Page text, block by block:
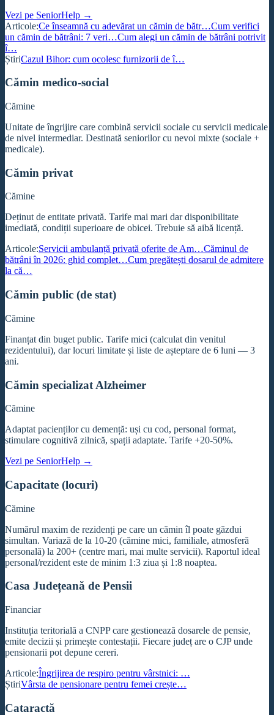
Vezi pe SeniorHelp →
Articole:Ce înseamnă cu adevărat un cămin de bătr…Cum verifici
un cămin de bătrâni: 7 veri…Cum alegi un cămin de bătrâni potrivit
î…
ȘtiriCazul Bihor: cum ocolesc furnizorii de î…
Cămin medico-social
Cămine
Unitate de îngrijire care combină servicii sociale cu servicii medicale
de nivel intermediar. Destinată seniorilor cu nevoi mixte (sociale +
medicale).
Cămin privat
Cămine
Deținut de entitate privată. Tarife mai mari dar disponibilitate
imediată, condiții superioare de obicei. Trebuie să aibă licență.
Articole:Servicii ambulanță privată oferite de Am…Căminul de
bătrâni în 2026: ghid complet…Cum pregătești dosarul de admitere
la că…
Cămin public (de stat)
Cămine
Finanțat din buget public. Tarife mici (calculat din venitul
rezidentului), dar locuri limitate și liste de așteptare de 6 luni — 3
ani.
Cămin specializat Alzheimer
Cămine
Adaptat pacienților cu demență: uși cu cod, personal format,
stimulare cognitivă zilnică, spații adaptate. Tarife +20-50%.
Vezi pe SeniorHelp →
Capacitate (locuri)
Cămine
Numărul maxim de rezidenți pe care un cămin îl poate găzdui
simultan. Variază de la 10-20 (cămine mici, familiale, atmosferă
personală) la 200+ (centre mari, mai multe servicii). Raportul ideal
personal/rezident este de minim 1:3 ziua și 1:8 noaptea.
Casa Județeană de Pensii
Financiar
Instituția teritorială a CNPP care gestionează dosarele de pensie,
emite decizii și primește contestații. Fiecare județ are o CJP unde
pensionarii pot depune cereri.
Articole:Îngrijirea de respiro pentru vârstnici: …
ȘtiriVârsta de pensionare pentru femei crește…
Cataractă